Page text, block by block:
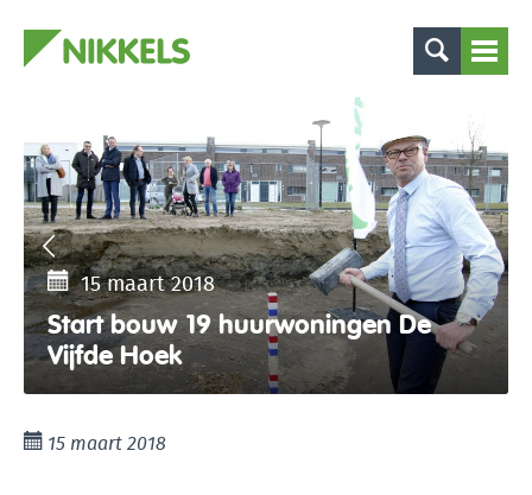
15 maart 2018
Start bouw 19 huurwoningen De
Vijfde Hoek
15 maart 2018